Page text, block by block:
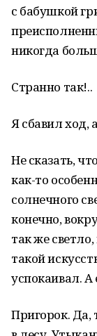
с бабушкой
никогда
Странно так!..
Я сбавил ход,
Не сказать,
как-то
солнечного
конечно,
так же
такой
успокаивал.
Пригорок. Да,